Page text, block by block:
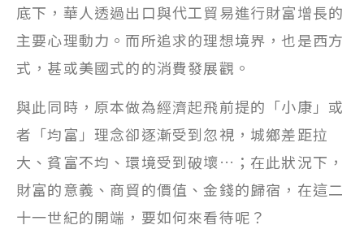
底下，華人透過出口與代工貿易進行財富增長的
主要心理動力。而所追求的理想境界，也是西方
式，甚或美國式的的消費發展觀。
與此同時，原本做為經濟起飛前提的「小康」或
者「均富」理念卻逐漸受到忽視，城鄉差距拉
大、貧富不均、環境受到破壞…；在此狀況下，
財富的意義、商貿的價值、金錢的歸宿，在這二
十一世紀的開端，要如何來看待呢？